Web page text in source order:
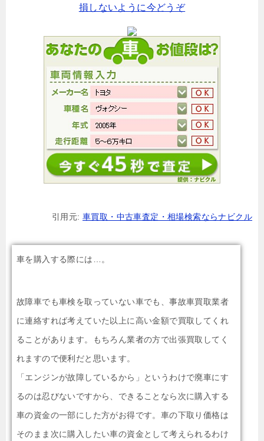
損しないように今どうぞ
引用元: 車買取・中古車査定・相場検索ならナビクル
車を購入する際には…。
故障車でも車検を取っていない車でも、事故車買取業者
に連絡すれば考えていた以上に高い金額で買取してくれ
ることがあります。もちろん業者の方で出張買取してく
れますので便利だと思います。
「エンジンが故障しているから」というわけで廃車にす
るのは忍びないですから、できることなら次に購入する
車の資金の一部にした方がお得です。車の下取り価格は
そのまま次に購入したい車の資金として考えられるわけ